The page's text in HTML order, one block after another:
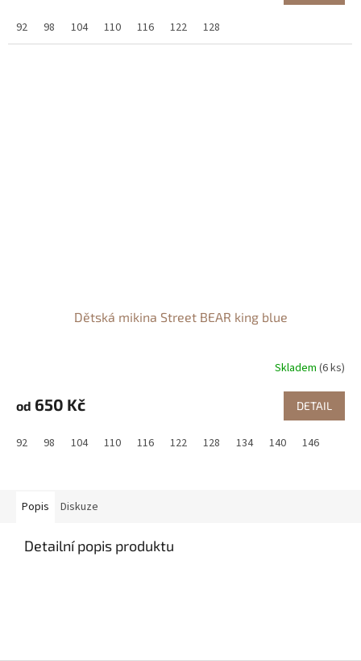
92 98 104 110 116 122 128
Dětská mikina Street BEAR king blue
Skladem (6 ks)
od 650 Kč DETAIL
92 98 104 110 116 122 128 134 140 146
Popis Diskuze
Detailní popis produktu